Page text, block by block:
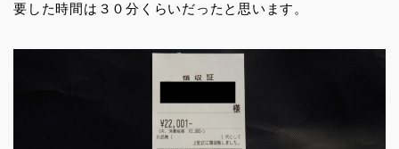
要した時間は３０分くらいだったと思います。